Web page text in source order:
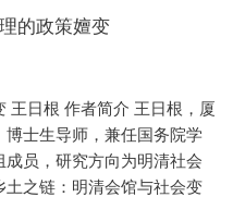
的政策嬗变
王日根 作者简介 王日根，厦
士生导师，兼任国务院学
员，研究方向为明清社会
之链：明清会馆与社会变